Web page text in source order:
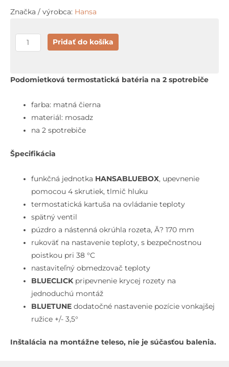
Značka / výrobca: Hansa
množstvo
Hansa
Termostatická
pod
omietku,
spotrebiče,
čierna
Pridať do košíka
Podomietková termostatická batéria na 2 spotrebiče
farba: matná čierna
materiál: mosadz
na 2 spotrebiče
Špecifikácia
funkčná jednotka HANSABLUEBOX, upevnenie
pomocou 4 skrutiek, tlmič hluku
termostatická kartuša na ovládanie teploty
spätný ventil
púzdro a nástenná okrúhla rozeta, Ă? 170 mm
rukoväť na nastavenie teploty, s bezpečnostnou
poistkou pri 38 °C
nastaviteľný obmedzovač teploty
BLUECLICK pripevnenie krycej rozety na
jednoduchú montáž
BLUETUNEdodatočné nastavenie pozície vonkajšej
ružice +/- 3,5°
Inštalácia na montážne teleso, nie je súčasťou balenia.